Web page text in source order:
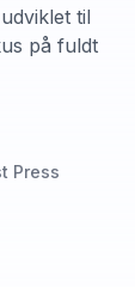
Press
til
på fuldt